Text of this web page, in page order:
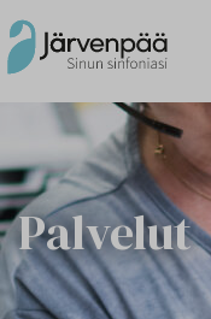
Palvelut